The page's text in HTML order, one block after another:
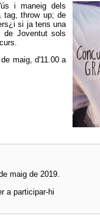
i maneig dels
tag, throw up; de
si ja tens una
de Joventut sols
maig, d'11.00 a
maig de 2019.
a participar-hi